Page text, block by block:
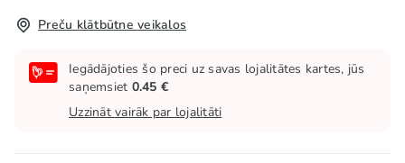
Preču klātbūtne veikalos
Iegādājoties šo preci uz savas lojalitātes kartes, jūs
saņemsiet 0.45 €
Uzzināt vairāk par lojalitāti